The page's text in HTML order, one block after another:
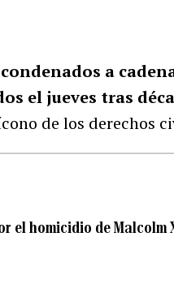
a
el jueves tras
de los derechos
el homicidio de Malcolm